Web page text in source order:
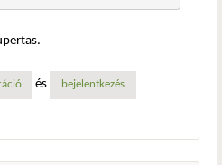
és bejelentkezés